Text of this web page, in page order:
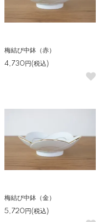
梅結び中鉢（赤）
4,730円(税込)
梅結び中鉢（金）
5,720円(税込)